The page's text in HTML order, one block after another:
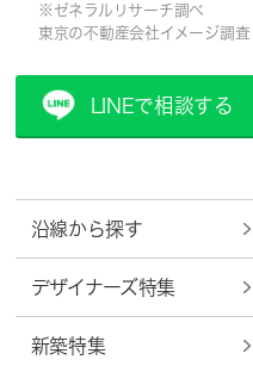
※ゼネラルリサーチ調べ
東京の不動産会社イメージ調査 [
LINEで相談する
沿線から探す
デザイナーズ特集
新築特集